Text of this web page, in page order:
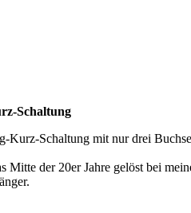
Schaltung
Kurz-Schaltung mit nur drei
Mitte der 20er Jahre gelöst bei